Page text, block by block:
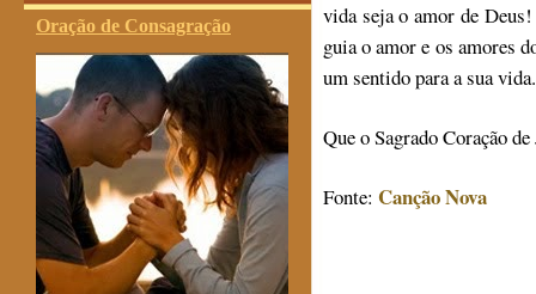
Oração de Consagração
vida seja o amor de Deus!
guia o amor e os amores
um sentido para a sua vida.
Que o Sagrado Coração
Fonte: Canção Nova